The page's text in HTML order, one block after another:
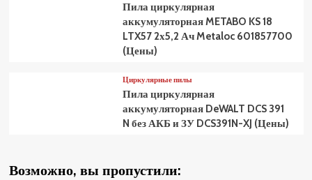
Пила циркулярная
аккумуляторная METABO KS 18
LTX57 2х5,2 Ач Metaloc 601857700
(Цены)
Циркулярные пилы
Пила циркулярная
аккумуляторная DeWALT DCS 391
N без АКБ и ЗУ DCS391N-XJ (Цены)
Возможно, вы пропустили: